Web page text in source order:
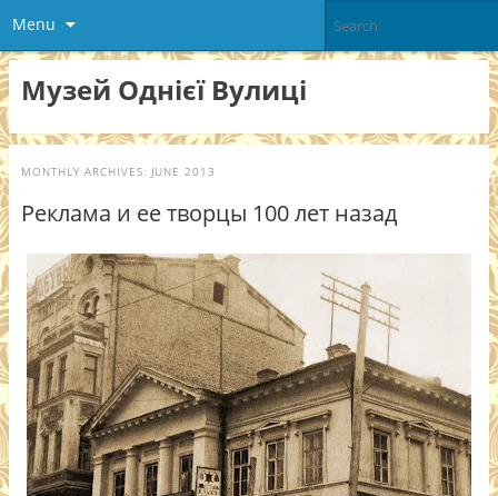
Menu
Музей Однієї Вулиці
MONTHLY ARCHIVES: JUNE 2013
Реклама и ее творцы 100 лет назад